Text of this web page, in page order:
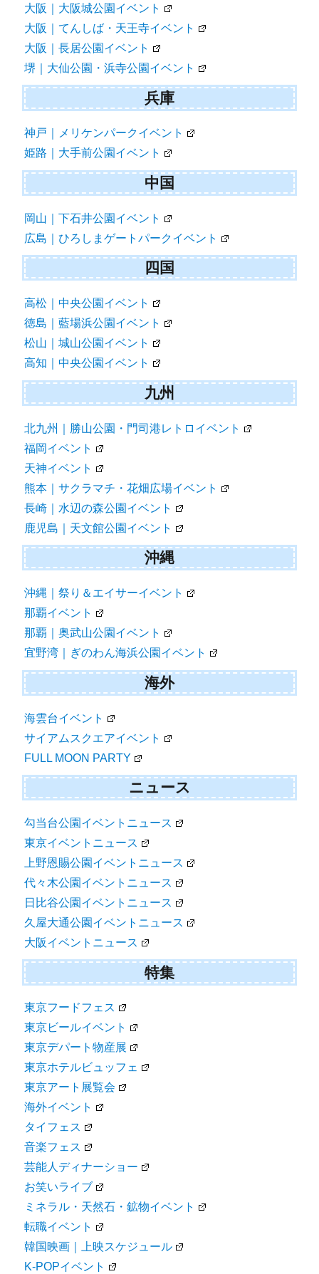
大阪｜大阪城公園イベント
大阪｜てんしば・天王寺イベント
大阪｜長居公園イベント
堺｜大仙公園・浜寺公園イベント
兵庫
神戸｜メリケンパークイベント
姫路｜大手前公園イベント
中国
岡山｜下石井公園イベント
広島｜ひろしまゲートパークイベント
四国
高松｜中央公園イベント
徳島｜藍場浜公園イベント
松山｜城山公園イベント
高知｜中央公園イベント
九州
北九州｜勝山公園・門司港レトロイベント
福岡イベント
天神イベント
熊本｜サクラマチ・花畑広場イベント
長崎｜水辺の森公園イベント
鹿児島｜天文館公園イベント
沖縄
沖縄｜祭り＆エイサーイベント
那覇イベント
那覇｜奥武山公園イベント
宜野湾｜ぎのわん海浜公園イベント
海外
海雲台イベント
サイアムスクエアイベント
FULL MOON PARTY
ニュース
勾当台公園イベントニュース
東京イベントニュース
上野恩賜公園イベントニュース
代々木公園イベントニュース
日比谷公園イベントニュース
久屋大通公園イベントニュース
大阪イベントニュース
特集
東京フードフェス
東京ビールイベント
東京デパート物産展
東京ホテルビュッフェ
東京アート展覧会
海外イベント
タイフェス
音楽フェス
芸能人ディナーショー
お笑いライブ
ミネラル・天然石・鉱物イベント
転職イベント
韓国映画｜上映スケジュール
K-POPイベント